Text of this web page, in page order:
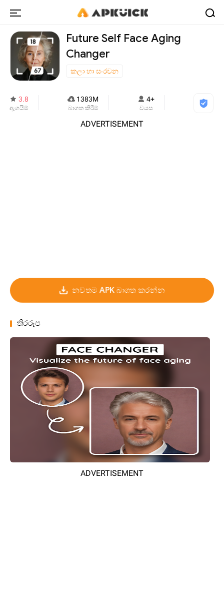
Future Self Face Aging
Changer
කලා හා සංරචන
3.8
ඇගයීම්
1383M
බාගත කිරීම්
4+
වයස
ADVERTISEMENT
නවතම APK බාගත කරන්න
තිරරූප
ADVERTISEMENT